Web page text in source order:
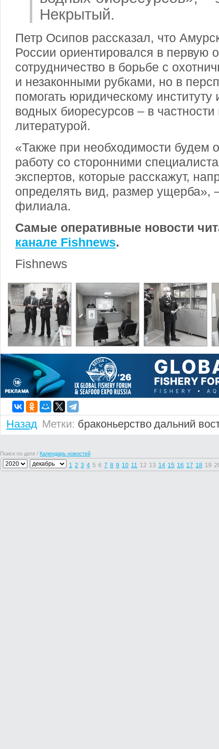
Некрытый.
Петр Осипов рассказал, что
России ориентировался в первую
сотрудничество в борьбе с
и незаконными рубками, но в
помогать юридическому
водных биоресурсов – в частности
литературой.
«Также при необходимости будем
работу со сторонними
экспертов, которые расскажут,
определять вид, размер ущерба»,
филиала.
Самые оперативные новости
канале Fishnews.
Fishnews
Назад Метки: браконьерство дальний
Поиск по дате / Календарь новостей
1 2 3 4 5 6 7 8 9 10 11 12 13 14 15 16 17 18 19